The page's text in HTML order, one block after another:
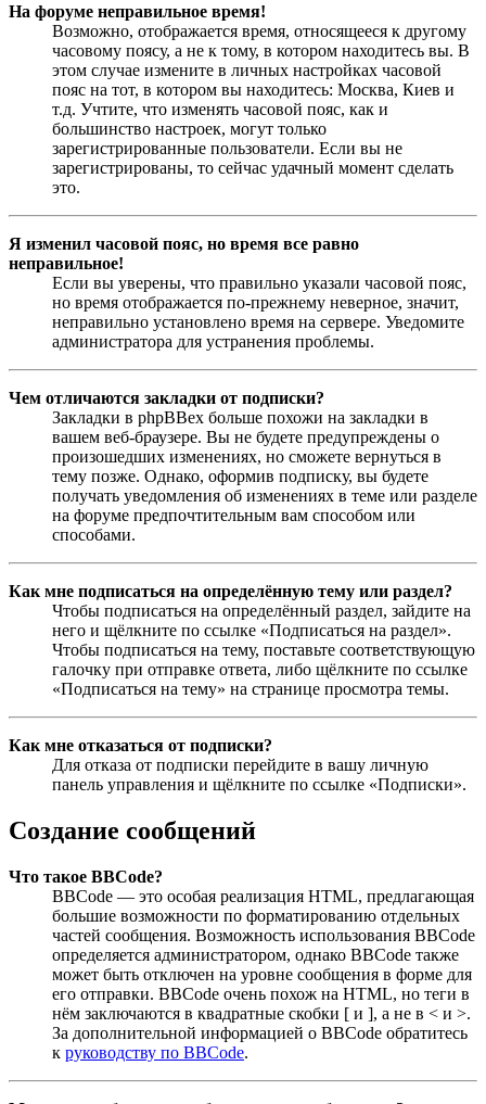
На форуме неправильное время!
Возможно, отображается время, относящееся к другому
часовому поясу, а не к тому, в котором находитесь вы. В
этом случае измените в личных настройках часовой
пояс на тот, в котором вы находитесь: Москва, Киев и
т.д. Учтите, что изменять часовой пояс, как и
большинство настроек, могут только
зарегистрированные пользователи. Если вы не
зарегистрированы, то сейчас удачный момент сделать
это.
Я изменил часовой пояс, но время все равно
неправильное!
Если вы уверены, что правильно указали часовой пояс,
но время отображается по-прежнему неверное, значит,
неправильно установлено время на сервере. Уведомите
администратора для устранения проблемы.
Чем отличаются закладки от подписки?
Закладки в phpBBex больше похожи на закладки в
вашем веб-браузере. Вы не будете предупреждены о
произошедших изменениях, но сможете вернуться в
тему позже. Однако, оформив подписку, вы будете
получать уведомления об изменениях в теме или разделе
на форуме предпочтительным вам способом или
способами.
Как мне подписаться на определённую тему или раздел?
Чтобы подписаться на определённый раздел, зайдите на
него и щёлкните по ссылке «Подписаться на раздел».
Чтобы подписаться на тему, поставьте соответствующую
галочку при отправке ответа, либо щёлкните по ссылке
«Подписаться на тему» на странице просмотра темы.
Как мне отказаться от подписки?
Для отказа от подписки перейдите в вашу личную
панель управления и щёлкните по ссылке «Подписки».
Создание сообщений
Что такое BBCode?
BBCode — это особая реализация HTML, предлагающая
большие возможности по форматированию отдельных
частей сообщения. Возможность использования BBCode
определяется администратором, однако BBCode также
может быть отключен на уровне сообщения в форме для
его отправки. BBCode очень похож на HTML, но теги в
нём заключаются в квадратные скобки [ и ], а не в < и >.
За дополнительной информацией о BBCode обратитесь
к руководству по BBCode.